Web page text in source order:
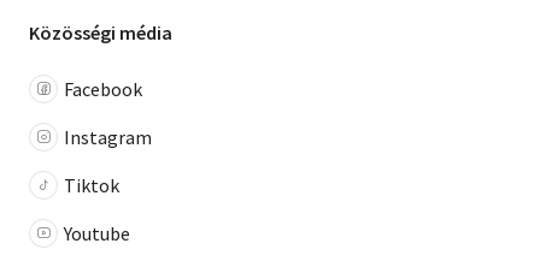
Közösségi média
Facebook
Instagram
Tiktok
Youtube